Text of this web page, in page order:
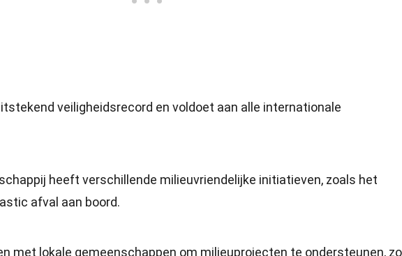
veiligheidsrecord en voldoet aan alle internationale
heeft verschillende milieuvriendelijke initiatieven, zoals het
afval aan boord.
met lokale gemeenschappen om milieuprojecten te ondersteunen,